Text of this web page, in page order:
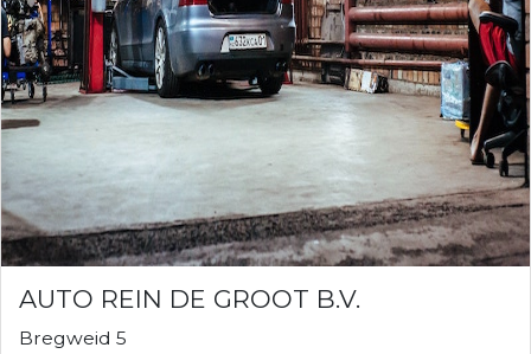
AUTO REIN DE GROOT B.V.
Bregweid 5